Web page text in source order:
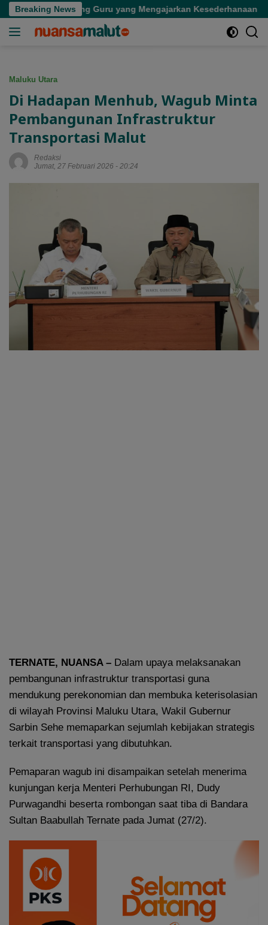
Langsung
ke
Breaking News
Seorang Guru yang Mengajarkan Kesederhanaan
Maluku Utara
Di Hadapan Menhub, Wagub Minta
Pembangunan Infrastruktur
Transportasi Malut
Redaksi
Jumat, 27 Februari 2026 - 20:24
TERNATE, NUANSA – Dalam upaya melaksanakan
pembangunan infrastruktur transportasi guna
mendukung perekonomian dan membuka keterisolasian
di wilayah Provinsi Maluku Utara, Wakil Gubernur
Sarbin Sehe memaparkan sejumlah kebijakan strategis
terkait transportasi yang dibutuhkan.
Pemaparan wagub ini disampaikan setelah menerima
kunjungan kerja Menteri Perhubungan RI, Dudy
Purwagandhi beserta rombongan saat tiba di Bandara
Sultan Baabullah Ternate pada Jumat (27/2).